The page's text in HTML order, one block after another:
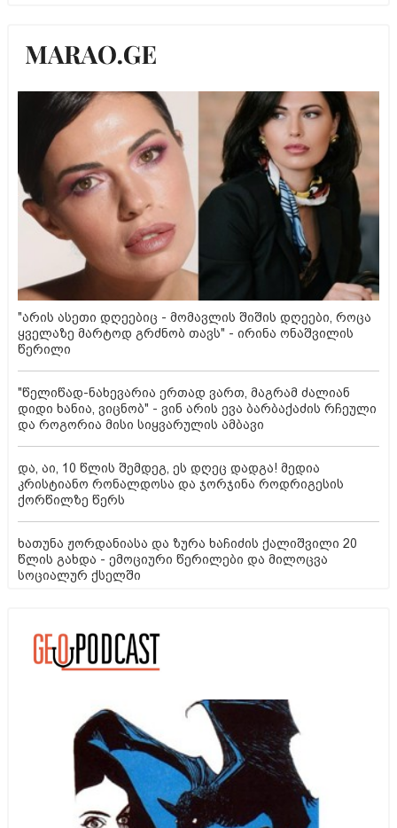
"არის ასეთი დღეებიც - მომავლის შიშის დღეები, როცა
ყველაზე მარტოდ გრძნობ თავს" - ირინა ონაშვილის
წერილი
"წელიწად-ნახევარია ერთად ვართ, მაგრამ ძალიან
დიდი ხანია, ვიცნობ" - ვინ არის ევა ბარბაქაძის რჩეული
და როგორია მისი სიყვარულის ამბავი
და, აი, 10 წლის შემდეგ, ეს დღეც დადგა! მედია
კრისტიანო რონალდოსა და ჯორჯინა როდრიგესის
ქორწილზე წერს
ხათუნა ჟორდანიასა და ზურა ხაჩიძის ქალიშვილი 20
წლის გახდა - ემოციური წერილები და მილოცვა
სოციალურ ქსელში